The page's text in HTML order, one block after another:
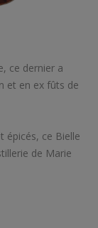
ce dernier a
et en ex fûts de
épicés, ce Bielle
de Marie